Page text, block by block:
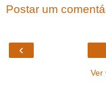
Postar um
‹
Ver